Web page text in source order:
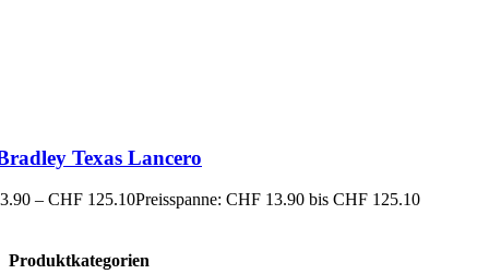
Texas Lancero
– CHF 125.10Preisspanne: CHF 13.90 bis CHF 125.10
Produktkategorien